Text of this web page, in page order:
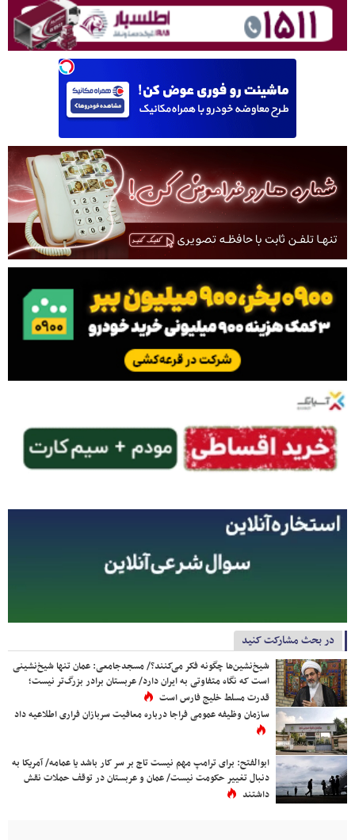
در بحث مشارکت کنید
شیخ‌نشین‌ها چگونه فکر می‌کنند؟/ مسجدجامعی: عمان تنها شیخ‌نشینی
است که نگاه متفاوتی به ایران دارد/ عربستان برادر بزرگ‌تر نیست؛
قدرت مسلط خلیج فارس است
سازمان وظیفه عمومی فراجا درباره معافیت سربازان فراری اطلاعیه داد
ابوالفتح: برای ترامپ مهم نیست تاج بر سر کار باشد یا عمامه/ آمریکا به
دنبال تغییر حکومت نیست/ عمان و عربستان در توقف حملات نقش
داشتند